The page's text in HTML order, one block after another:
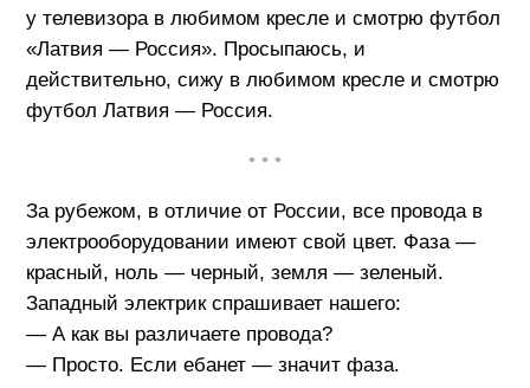
у телевизора в любимом кресле и смотрю футбол
«Латвия — Россия». Просыпаюсь, и
действительно, сижу в любимом кресле и смотрю
футбол Латвия — Россия.
• • •
За рубежом, в отличие от России, все провода в
электрооборудовании имеют свой цвет. Фаза —
красный, ноль — черный, земля — зеленый.
Западный электрик спрашивает нашего:
— А как вы различаете провода?
— Просто. Если ебанет — значит фаза.